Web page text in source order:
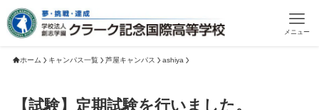
メニュー
ホーム キャンパス一覧 芦屋キャンパス ashiya
【試験】定期試験を行いました。